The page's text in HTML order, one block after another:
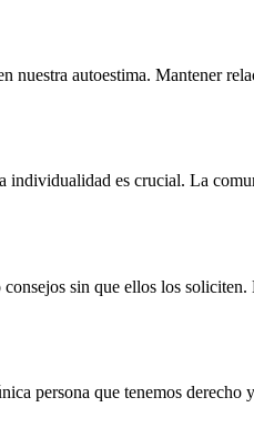
autoestima. Mantener
es crucial. La
sin que ellos los
persona que tenemos